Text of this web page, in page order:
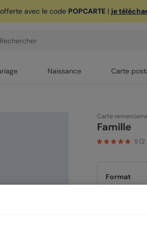
offerte avec le code POPCARTE| je
Naissance Carte
Carte
Famille
5(2
Format